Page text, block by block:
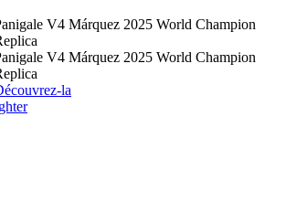
V4 Márquez 2025 World Champion
V4 Márquez 2025 World Champion
la